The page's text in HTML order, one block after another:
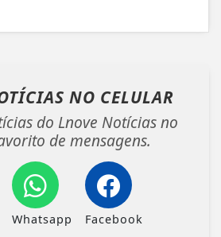
NO CELULAR
do Lnove Notícias no
de mensagens.
Whatsapp Facebook